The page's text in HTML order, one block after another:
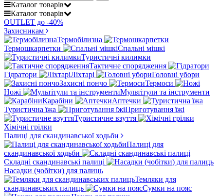
Каталог товарів
Каталог товарів
OUTLET до -40%
Захисникам
Термобілизна
Термошкарпетки
Спальні мішкі
Туристичні килимки
Тактичне спорядження
Гідратори
Ліхтарі
Головні убори
Захисні пончо
Термоси
Ножі
Мультітули та інструменти
Карабіни
Аптечки
Туристична їжа
Приготування їжі
Туристичне взуття
Хімічні грілки
Палиці для скандинавської ходьби
Палиці для
скандинавської ходьби
Складні скандинавські палиці
Насадки (чобітки) для палиць
Темляки для
скандинавських палиць
Сумки на пояс